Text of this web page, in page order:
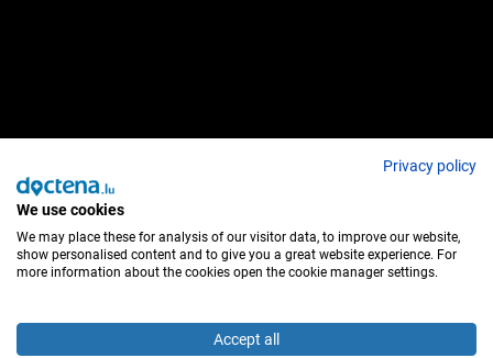
Privacy policy
We use cookies
We may place these for analysis of our visitor data, to improve our website,
show personalised content and to give you a great website experience. For
more information about the cookies open the cookie manager settings.
Accept all